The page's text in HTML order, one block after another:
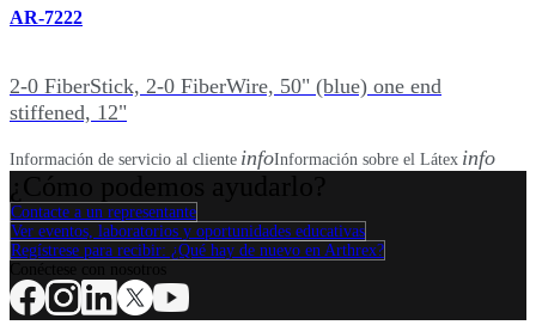
AR-7222
2-0 FiberStick, 2-0 FiberWire, 50" (blue) one end
stiffened, 12"
Información de servicio al cliente infoInformación sobre el Látex info
Contacte a un representante
Ver eventos, laboratorios y oportunidades educativas
Regístrese para recibir: ¿Qué hay de nuevo en Arthrex?